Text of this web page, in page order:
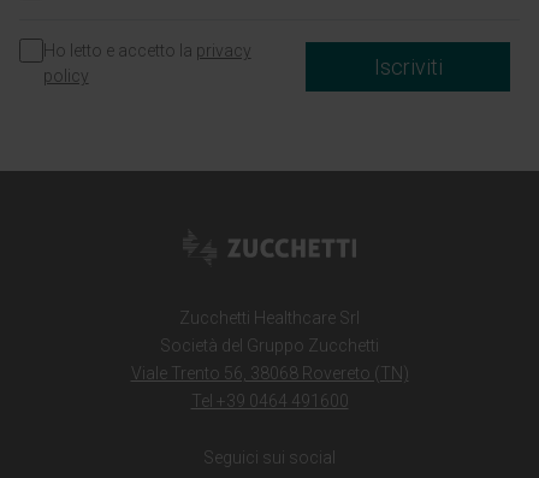
Ho letto e accetto la privacy
policy
Iscriviti
Zucchetti Healthcare Srl
Società del Gruppo Zucchetti
Viale Trento 56, 38068 Rovereto (TN)
Tel +39 0464 491600
Seguici sui social